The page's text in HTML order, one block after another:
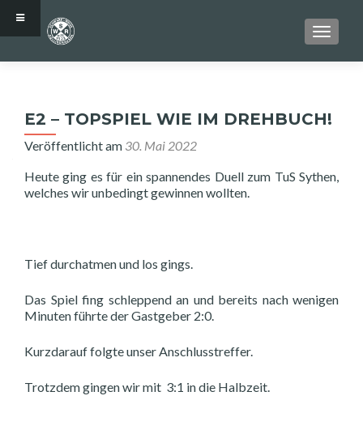
E2 – TOPSPIEL WIE IM DREHBUCH!
Veröffentlicht am 30. Mai 2022
Heute ging es für ein spannendes Duell zum TuS Sythen,
welches wir unbedingt gewinnen wollten.
Tief durchatmen und los gings.
Das Spiel fing schleppend an und bereits nach wenigen
Minuten führte der Gastgeber 2:0.
Kurzdarauf folgte unser Anschlusstreffer.
Trotzdem gingen wir mit 3:1 in die Halbzeit.